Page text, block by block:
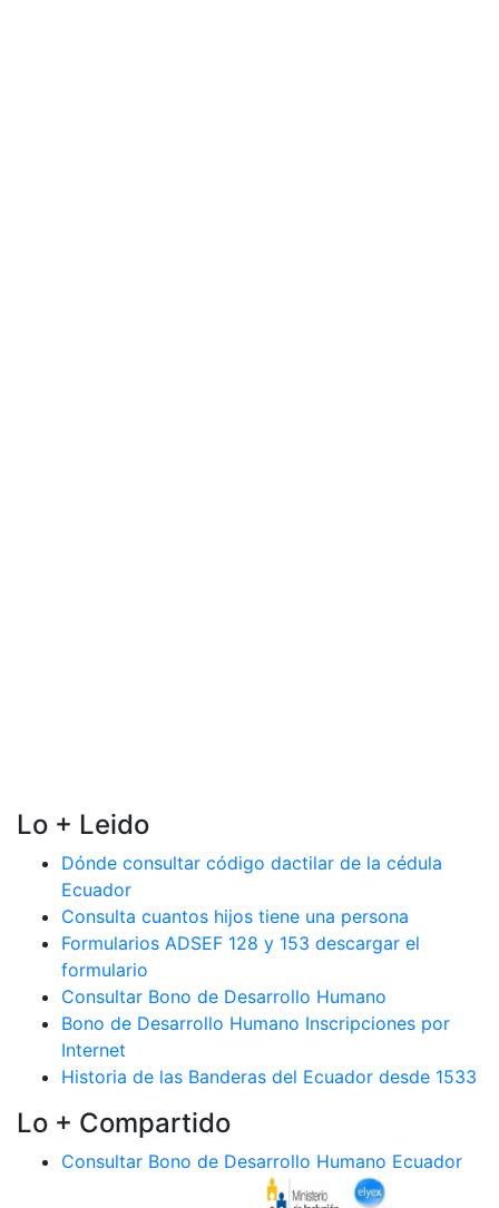
Lo + Leido
Dónde consultar código dactilar de la cédula
Ecuador
Consulta cuantos hijos tiene una persona
Formularios ADSEF 128 y 153 descargar el
formulario
Consultar Bono de Desarrollo Humano
Bono de Desarrollo Humano Inscripciones por
Internet
Historia de las Banderas del Ecuador desde 1533
Lo + Compartido
Consultar Bono de Desarrollo Humano Ecuador